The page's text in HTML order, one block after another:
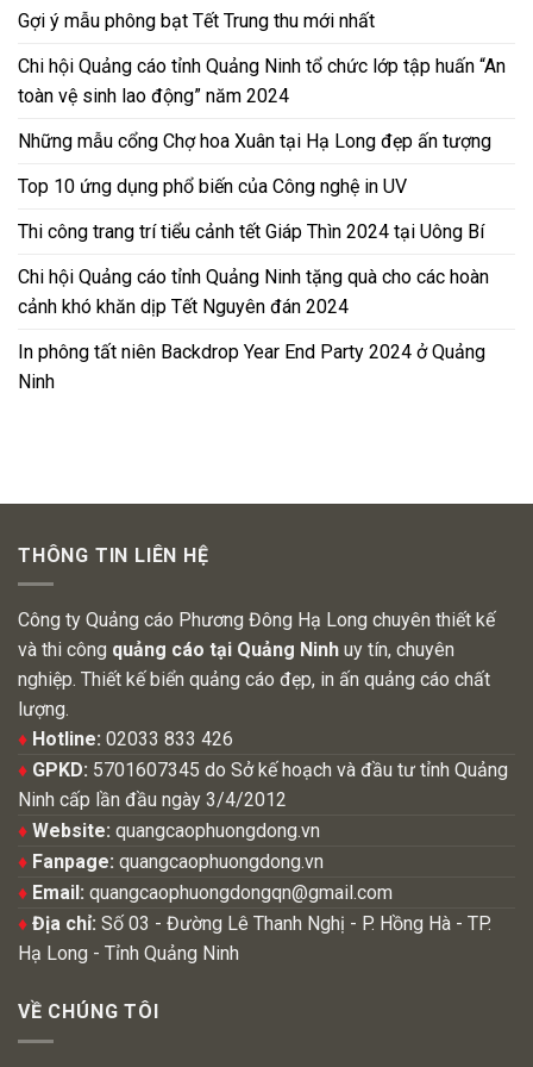
Gợi ý mẫu phông bạt Tết Trung thu mới nhất
Chi hội Quảng cáo tỉnh Quảng Ninh tổ chức lớp tập huấn “An
toàn vệ sinh lao động” năm 2024
Những mẫu cổng Chợ hoa Xuân tại Hạ Long đẹp ấn tượng
Top 10 ứng dụng phổ biến của Công nghệ in UV
Thi công trang trí tiểu cảnh tết Giáp Thìn 2024 tại Uông Bí
Chi hội Quảng cáo tỉnh Quảng Ninh tặng quà cho các hoàn
cảnh khó khăn dịp Tết Nguyên đán 2024
In phông tất niên Backdrop Year End Party 2024 ở Quảng
Ninh
THÔNG TIN LIÊN HỆ
Công ty Quảng cáo Phương Đông Hạ Long chuyên thiết kế
và thi công quảng cáo tại Quảng Ninh uy tín, chuyên
nghiệp. Thiết kế biển quảng cáo đẹp, in ấn quảng cáo chất
lượng.
♦ Hotline: 02033 833 426
♦ GPKD: 5701607345 do Sở kế hoạch và đầu tư tỉnh Quảng
Ninh cấp lần đầu ngày 3/4/2012
♦ Website: quangcaophuongdong.vn
♦ Fanpage: quangcaophuongdong.vn
♦ Email: quangcaophuongdongqn@gmail.com
♦ Địa chỉ: Số 03 - Đường Lê Thanh Nghị - P. Hồng Hà - TP.
Hạ Long - Tỉnh Quảng Ninh
VỀ CHÚNG TÔI